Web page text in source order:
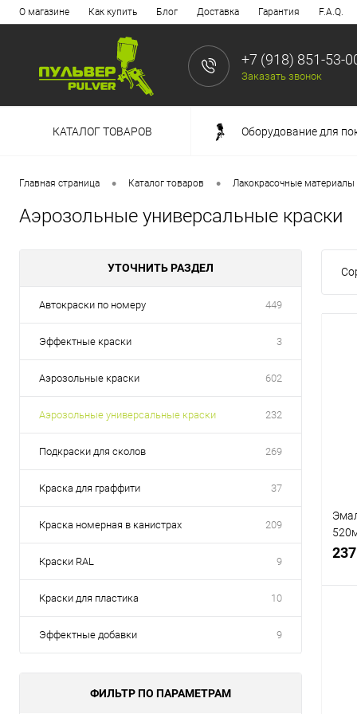
О магазине Как купить Блог Доставка Гарантия F.A.Q.
+7 (918) 851-53-
Заказать звонок
КАТАЛОГ ТОВАРОВ Оборудование для
Главная страница • Каталог товаров • Лакокрасочные материалы
Аэрозольные универсальные краски
УТОЧНИТЬ РАЗДЕЛ
Автокраски по номеру 449
Эффектные краски 3
Аэрозольные краски 602
Аэрозольные универсальные краски 232
Подкраски для сколов 269
Краска для граффити 37
Краска номерная в канистрах 209
Краски RAL 9
Краски для пластика 10
Эффектные добавки 9
ФИЛЬТР ПО ПАРАМЕТРАМ